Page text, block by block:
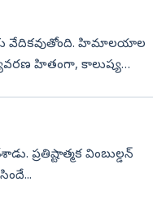
వేదికవుతోంది. హిమాలయాల
హితంగా, కాలుష్య
ప్ర‌తిష్టాత్మ‌క వింబుల్డ‌న్